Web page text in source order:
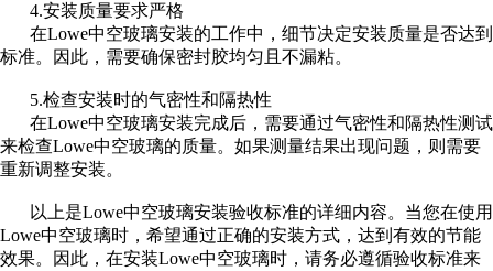
4.安装质量要求严格
在Lowe中空玻璃安装的工作中，细节决定安装质量是否达到
标准。因此，需要确保密封胶均匀且不漏粘。
5.检查安装时的气密性和隔热性
在Lowe中空玻璃安装完成后，需要通过气密性和隔热性测试
来检查Lowe中空玻璃的质量。如果测量结果出现问题，则需要
重新调整安装。
以上是Lowe中空玻璃安装验收标准的详细内容。当您在使用
Lowe中空玻璃时，希望通过正确的安装方式，达到有效的节能
效果。因此，在安装Lowe中空玻璃时，请务必遵循验收标准来